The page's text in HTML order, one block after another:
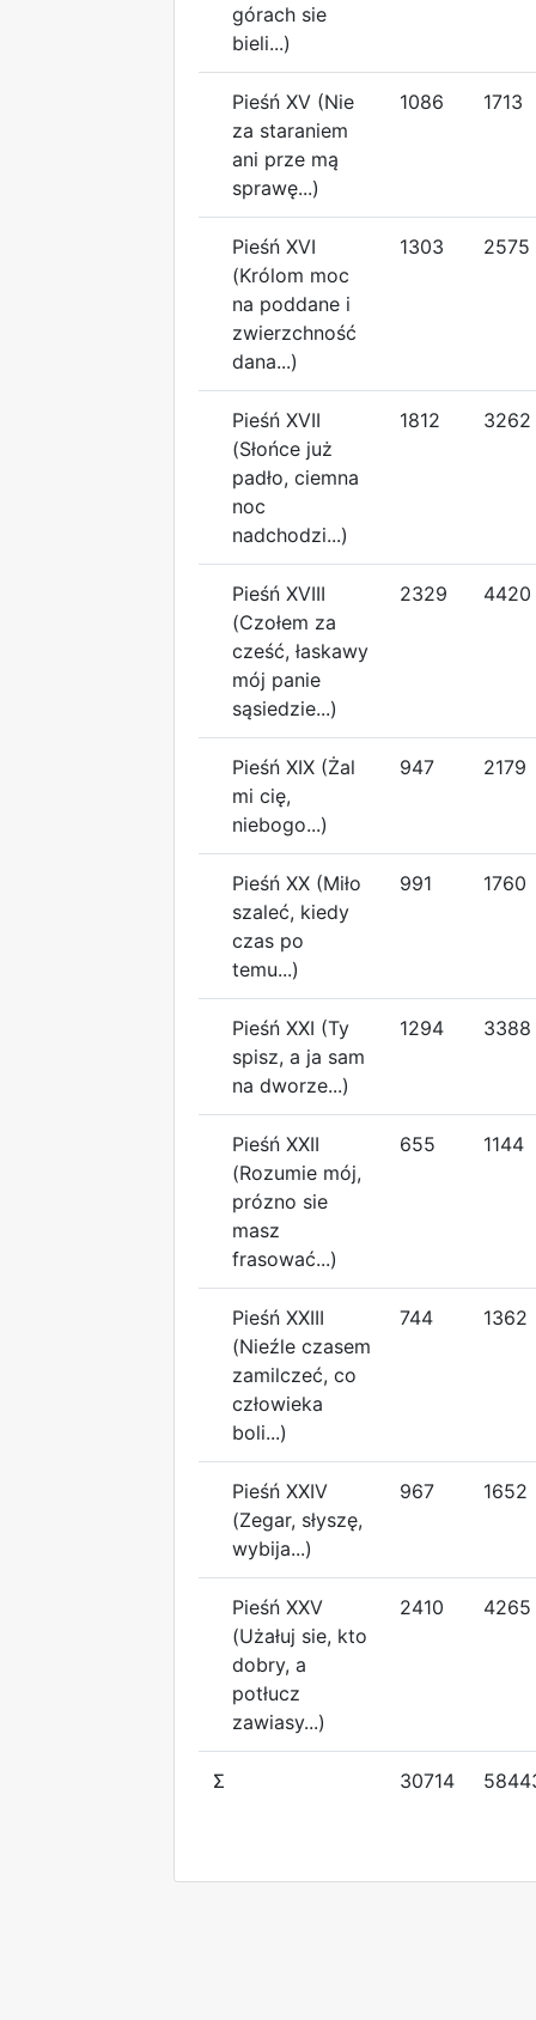
górach sie
bieli...)
Pieśń XV (Nie
za staraniem
ani prze mą
sprawę...)
1086 1713
Pieśń XVI
(Królom moc
na poddane i
zwierzchność
dana...)
1303 2575
Pieśń XVII
(Słońce już
padło, ciemna
noc
nadchodzi...)
1812 3262
Pieśń XVIII
(Czołem za
cześć, łaskawy
mój panie
sąsiedzie...)
2329 4420
Pieśń XIX (Żal
mi cię,
niebogo...)
947 2179
Pieśń XX (Miło
szaleć, kiedy
czas po
temu...)
991 1760
Pieśń XXI (Ty
spisz, a ja sam
na dworze...)
1294 3388
Pieśń XXII
(Rozumie mój,
prózno sie
masz
frasować...)
655 1144
Pieśń XXIII
(Nieźle czasem
zamilczeć, co
człowieka
boli...)
744 1362
Pieśń XXIV
(Zegar, słyszę,
wybija...)
967 1652
Pieśń XXV
(Użałuj sie, kto
dobry, a
potłucz
zawiasy...)
2410 4265
Σ 30714